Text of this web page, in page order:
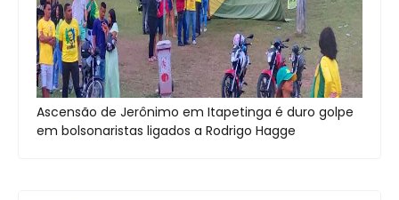
Ascensão de Jerônimo em Itapetinga é duro golpe
em bolsonaristas ligados a Rodrigo Hagge